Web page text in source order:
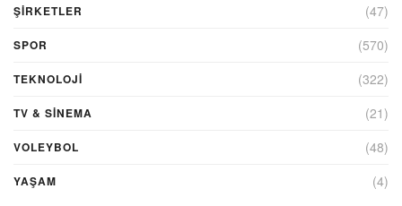
ŞIRKETLER (47)
SPOR (570)
TEKNOLOJİ (322)
TV & SINEMA (21)
VOLEYBOL (48)
YAŞAM (4)